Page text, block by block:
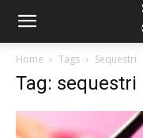
Home Tags Sequestri
Tag: sequestri